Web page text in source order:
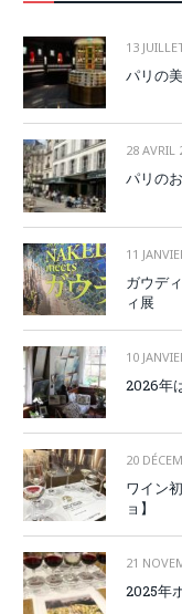
13
パリの
28 AVRIL
パリの
11
ガウデ
ィ展
10
2026年
20
ワイン
ョ】
21
2025年